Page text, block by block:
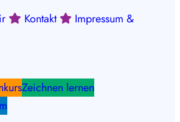
Kontakt
Impressum &
Zeichnen lernen